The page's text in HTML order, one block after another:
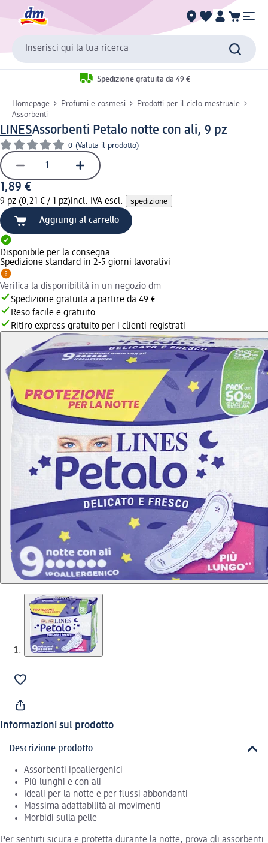
Inserisci qui la tua ricerca
Spedizione gratuita da 49 €
Homepage Profumi e cosmesi
Prodotti per il ciclo mestruale
Assorbenti
LINESAssorbenti Petalo notte con ali, 9 pz
0 (Valuta il prodotto)
1,89 €
9 pz (0,21 € / 1 pz)incl. IVA escl. spedizione
Aggiungi al carrello
Disponibile per la consegna
Spedizione standard in 2-5 giorni lavorativi
Verifica la disponibilità in un negozio dm
Spedizione gratuita a partire da 49 €
Reso facile e gratuito
Ritiro express gratuito per i clienti registrati
Informazioni sul prodotto
Descrizione prodotto
Assorbenti ipoallergenici
Più lunghi e con ali
Ideali per la notte e per flussi abbondanti
Massima adattabilità ai movimenti
Morbidi sulla pelle
Per sentirti sicura e protetta durante la notte, prova gli assorbenti